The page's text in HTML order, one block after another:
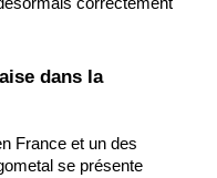
dans la
France et un des
se présente